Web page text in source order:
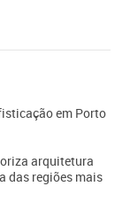
em Porto
arquitetura
das regiões mais